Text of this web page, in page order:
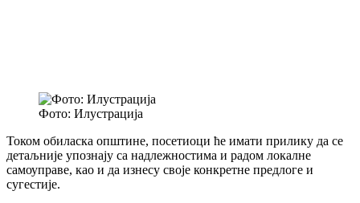
Фото: Илустрација
Током обиласка општине, посетиоци ће имати прилику да се
детаљније упознају са надлежностима и радом локалне
самоуправе, као и да изнесу своје конкретне предлоге и
сугестије.